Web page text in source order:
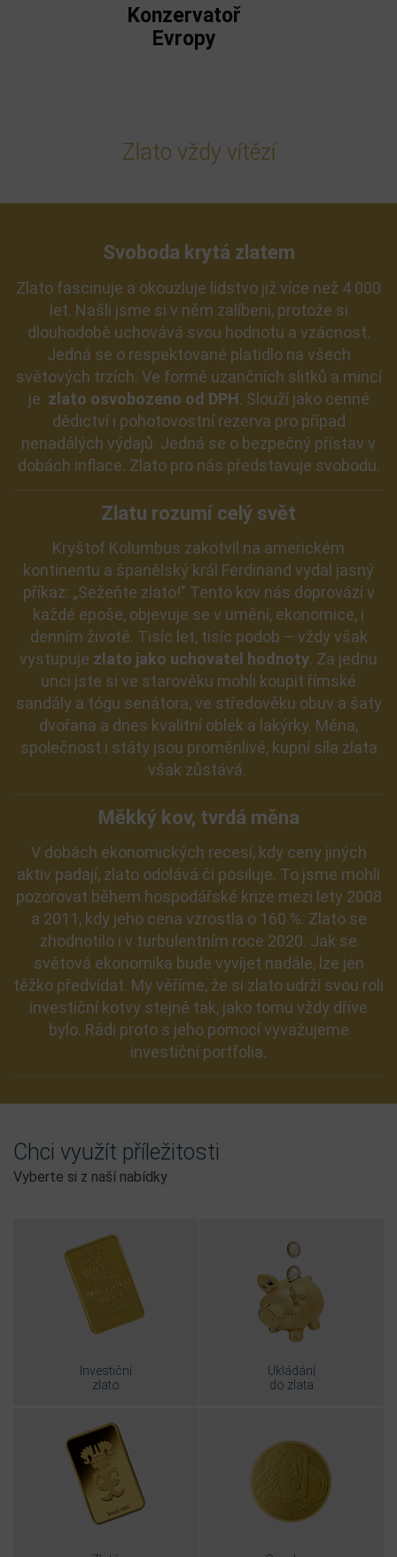
Konzervatoř
Evropy
Zlato vždy vítězí
Svoboda krytá zlatem
Zlato fascinuje a okouzluje lidstvo již více než 4 000
let. Našli jsme si v něm zalíbení, protože si
dlouhodobě uchovává svou hodnotu a vzácnost.
Jedná se o respektované platidlo na všech
světových trzích. Ve formě uzančních slitků a mincí
je zlato osvobozeno od DPH. Slouží jako cenné
dědictví i pohotovostní rezerva pro případ
nenadálých výdajů. Jedná se o bezpečný přístav v
dobách inflace. Zlato pro nás představuje svobodu.
Zlatu rozumí celý svět
Kryštof Kolumbus zakotvil na americkém
kontinentu a španělský král Ferdinand vydal jasný
příkaz: „Sežeňte zlato!" Tento kov nás doprovází v
každé epoše, objevuje se v umění, ekonomice, i
denním životě. Tisíc let, tisíc podob – vždy však
vystupuje zlato jako uchovatel hodnoty. Za jednu
unci jste si ve starověku mohli koupit římské
sandály a tógu senátora, ve středověku obuv a šaty
dvořana a dnes kvalitní oblek a lakýrky. Měna,
společnost i státy jsou proměnlivé, kupní síla zlata
však zůstává.
Měkký kov, tvrdá měna
V dobách ekonomických recesí, kdy ceny jiných
aktiv padají, zlato odolává či posiluje. To jsme mohli
pozorovat během hospodářské krize mezi lety 2008
a 2011, kdy jeho cena vzrostla o 160 %. Zlato se
zhodnotilo i v turbulentním roce 2020. Jak se
světová ekonomika bude vyvíjet nadále, lze jen
těžko předvídat. My věříme, že si zlato udrží svou roli
investiční kotvy stejně tak, jako tomu vždy dříve
bylo. Rádi proto s jeho pomocí vyvažujeme
investiční portfolia.
Chci využít příležitosti
Vyberte si z naší nabídky
Investiční
zlato
Ukládání
do zlata